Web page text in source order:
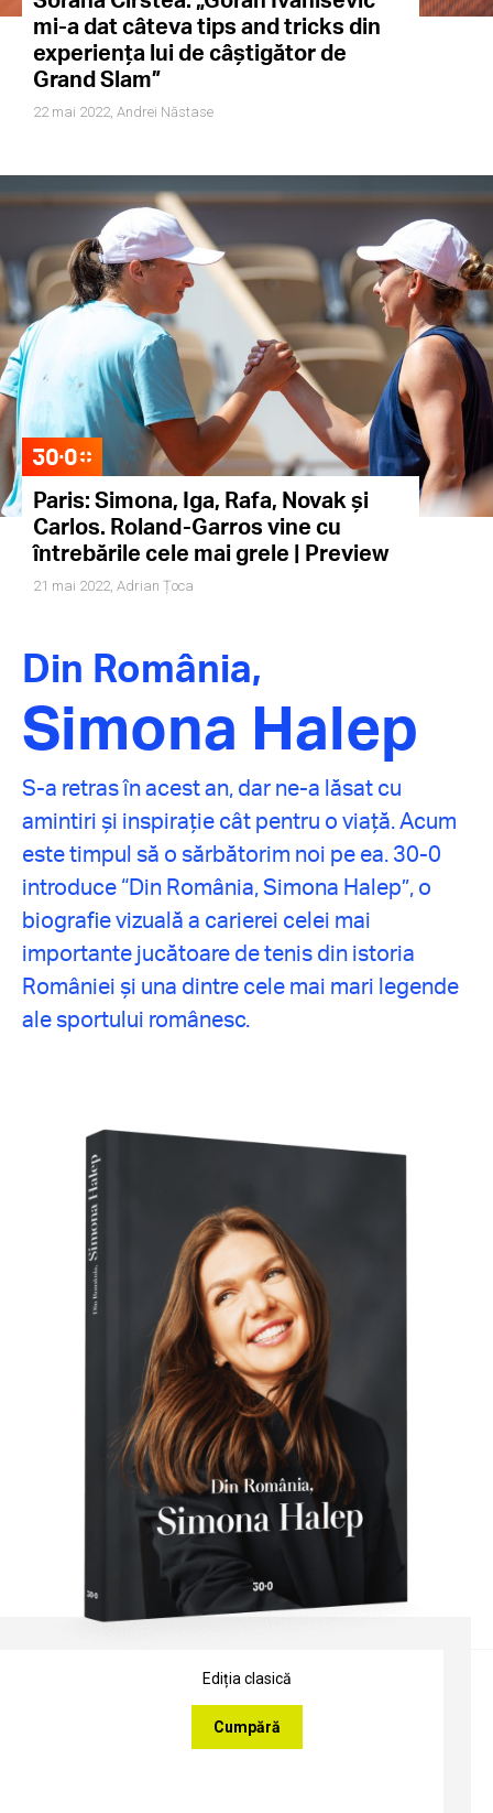
mi-a dat câteva tips and tricks din
experiența lui de câștigător de
Grand Slam”
22 mai 2022, Andrei Năstase
Paris: Simona, Iga, Rafa, Novak și
Carlos. Roland-Garros vine cu
întrebările cele mai grele | Preview
21 mai 2022, Adrian Țoca
Din România,
Simona Halep
S-a retras în acest an, dar ne-a lăsat cu
amintiri și inspirație cât pentru o viață. Acum
este timpul să o sărbătorim noi pe ea. 30-0
introduce “Din România, Simona Halep”, o
biografie vizuală a carierei celei mai
importante jucătoare de tenis din istoria
României și una dintre cele mai mari legende
ale sportului românesc.
Ediția clasică
Cumpără